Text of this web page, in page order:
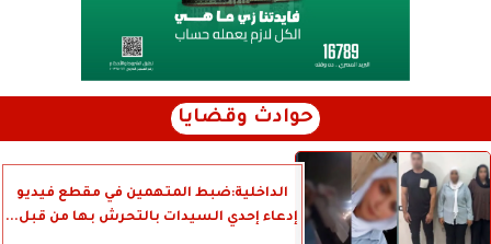
حوادث وقضايا
الداخلية:ضبط المتهمين في مقطع فيديو
إدعاء إحدي السيدات بالتحرش بها من قبل...